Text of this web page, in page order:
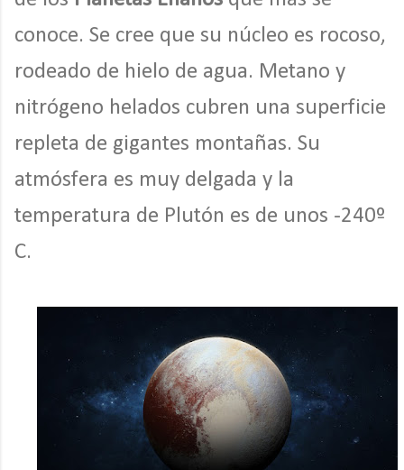
conoce. Se cree que su núcleo es rocoso,
rodeado de hielo de agua. Metano y
nitrógeno helados cubren una superficie
repleta de gigantes montañas. Su
atmósfera es muy delgada y la
temperatura de Plutón es de unos -240º
C.